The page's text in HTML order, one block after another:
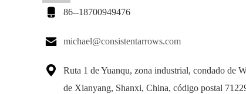
 86--18700949476
 michael@consistentarrows.com

Ruta 1 de Yuanqu, zona industrial, condado de
de Xianyang, Shanxi, China, código postal